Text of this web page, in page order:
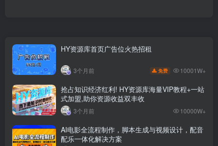
HY资源库首页广告位火热招租
3个月前 免费 10001W+
抢占知识经济红利! HY资源库海量VIP教程+一站
式加盟,助你资源收益双丰收
3个月前 10000W+
AI电影全流程制作，脚本生成与视频设计，配音
配乐一体化解决方案